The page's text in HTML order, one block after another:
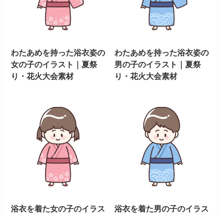
わたあめを持った浴衣姿の
女の子のイラスト｜夏祭
り・花火大会素材
わたあめを持った浴衣姿の
男の子のイラスト｜夏祭
り・花火大会素材
浴衣を着た女の子のイラス
浴衣を着た男の子のイラス